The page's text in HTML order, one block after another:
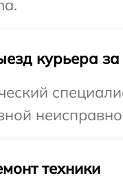
курьера
техники